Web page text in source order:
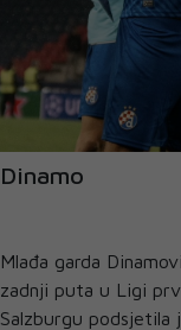
Dinamo
Mlađa garda
zadnji puta u Ligi
Salzburgu podsjetila